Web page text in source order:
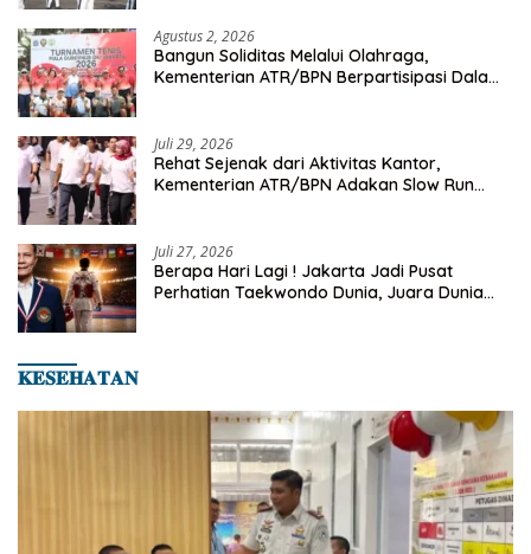
Agustus 2, 2026
Bangun Soliditas Melalui Olahraga,
Kementerian ATR/BPN Berpartisipasi Dalam
Juli 29, 2026
Rehat Sejenak dari Aktivitas Kantor,
Kementerian ATR/BPN Adakan Slow Run
Juli 27, 2026
Berapa Hari Lagi ! Jakarta Jadi Pusat
Perhatian Taekwondo Dunia, Juara Dunia
𝐊𝐄𝐒𝐄𝐇𝐀𝐓𝐀𝐍